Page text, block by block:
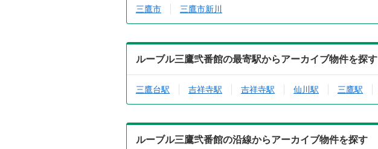
三鷹市 三鷹市新川
ルーブル三鷹弐番館の最寄駅からアーカイブ物件を探す
三鷹台駅 吉祥寺駅 吉祥寺駅 仙川駅 三鷹駅
ルーブル三鷹弐番館の沿線からアーカイブ物件を探す